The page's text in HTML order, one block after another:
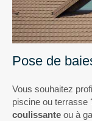
Pose de
Vous souhaitez
piscine ou terrasse
coulissante ou à